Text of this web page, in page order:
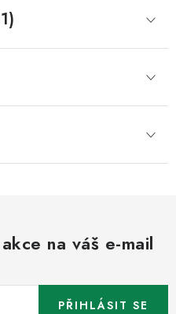
na váš e-mail
PŘIHLÁSIT SE